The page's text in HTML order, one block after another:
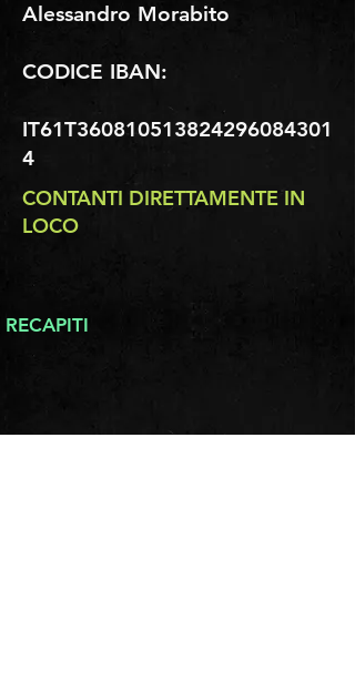
Alessandro Morabito
CODICE IBAN:
IT61T360810513824296084301
4
CONTANTI DIRETTAMENTE IN
LOCO
RECAPITI